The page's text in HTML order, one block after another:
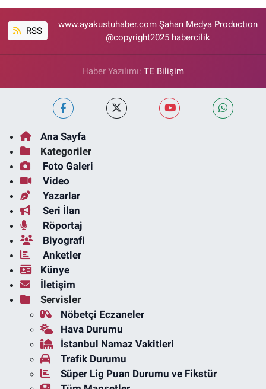
RSS
www.ayakustuhaber.com Şahan Medya Productıon
@copyright2025 habercilik
Haber Yazılımı: TE Bilişim
Ana Sayfa
Kategoriler
Foto Galeri
Video
Yazarlar
Seri İlan
Röportaj
Biyografi
Anketler
Künye
İletişim
Servisler
Nöbetçi Eczaneler
Hava Durumu
İstanbul Namaz Vakitleri
Trafik Durumu
Süper Lig Puan Durumu ve Fikstür